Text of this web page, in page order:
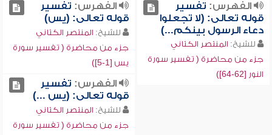
الفهرس: تفسير
قوله تعالى: (لا تجعلوا
دعاء الرسول بينكم...)
للشيخ: المنتصر الكتاني
جزء من محاضرة ( تفسير سورة
النور [62-64])
الفهرس: تفسير
قوله تعالى: (يس)
للشيخ: المنتصر الكتاني
جزء من محاضرة ( تفسير سورة
يس [1-5])
الفهرس: تفسير
قوله تعالى: (يس ...)
للشيخ: المنتصر الكتاني
جزء من محاضرة ( تفسير سورة